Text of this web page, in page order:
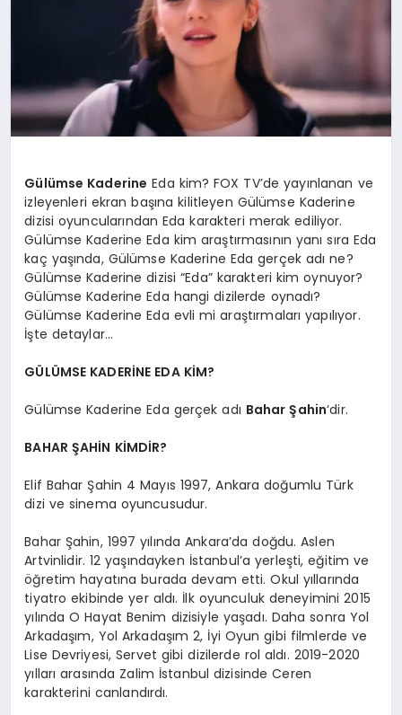
Gülümse Kaderine Eda kim? FOX TV’de yayınlanan ve
izleyenleri ekran başına kilitleyen Gülümse Kaderine
dizisi oyuncularından Eda karakteri merak ediliyor.
Gülümse Kaderine Eda kim araştırmasının yanı sıra Eda
kaç yaşında, Gülümse Kaderine Eda gerçek adı ne?
Gülümse Kaderine dizisi “Eda” karakteri kim oynuyor?
Gülümse Kaderine Eda hangi dizilerde oynadı?
Gülümse Kaderine Eda evli mi araştırmaları yapılıyor.
İşte detaylar…
GÜLÜMSE KADERİNE EDA KİM?
Gülümse Kaderine Eda gerçek adı Bahar Şahin‘dir.
BAHAR ŞAHİN KİMDİR?
Elif Bahar Şahin 4 Mayıs 1997, Ankara doğumlu Türk
dizi ve sinema oyuncusudur.
Bahar Şahin, 1997 yılında Ankara’da doğdu. Aslen
Artvinlidir. 12 yaşındayken İstanbul’a yerleşti, eğitim ve
öğretim hayatına burada devam etti. Okul yıllarında
tiyatro ekibinde yer aldı. İlk oyunculuk deneyimini 2015
yılında O Hayat Benim dizisiyle yaşadı. Daha sonra Yol
Arkadaşım, Yol Arkadaşım 2, İyi Oyun gibi filmlerde ve
Lise Devriyesi, Servet gibi dizilerde rol aldı. 2019-2020
yılları arasında Zalim İstanbul dizisinde Ceren
karakterini canlandırdı.